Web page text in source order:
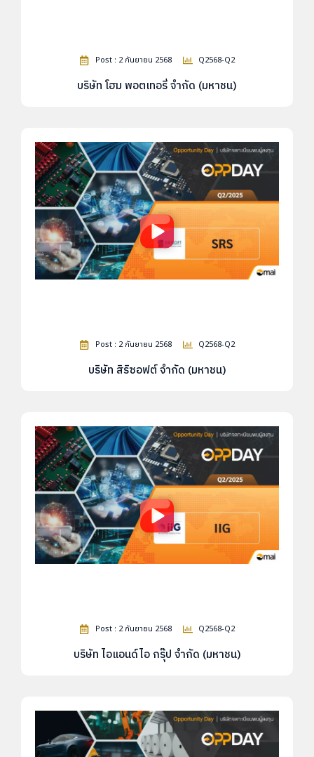
Post : 2 กันยายน 2568 Q2568-Q2
บริษัท โฮม พอตเทอรี่ จำกัด (มหาชน)
Post : 2 กันยายน 2568 Q2568-Q2
บริษัท สิริซอฟต์ จำกัด (มหาชน)
Post : 2 กันยายน 2568 Q2568-Q2
บริษัท ไอแอนด์ไอ กรุ๊ป จำกัด (มหาชน)